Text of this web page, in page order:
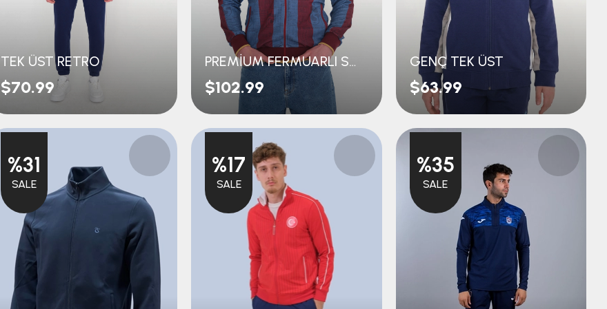
TEK ÜST RETRO
$70.99
PREMİUM FERMUARLI SWEAT
$102.99
GENÇ TEK ÜST
$63.99
%31
SALE
%17
SALE
%35
SALE